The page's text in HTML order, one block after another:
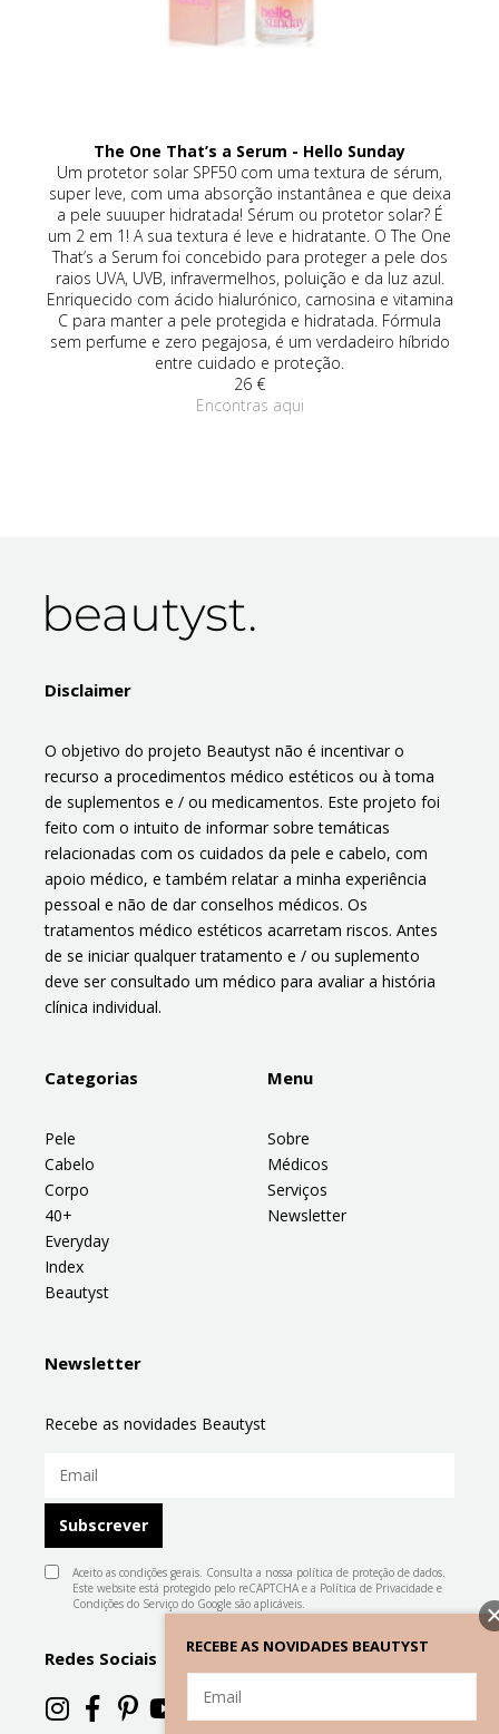
The One That’s a Serum - Hello Sunday
Um protetor solar SPF50 com uma textura de sérum,
super leve, com uma absorção instantânea e que deixa
a pele suuuper hidratada! Sérum ou protetor solar? É
um 2 em 1! A sua textura é leve e hidratante. O The One
That’s a Serum foi concebido para proteger a pele dos
raios UVA, UVB, infravermelhos, poluição e da luz azul.
Enriquecido com ácido hialurónico, carnosina e vitamina
C para manter a pele protegida e hidratada. Fórmula
sem perfume e zero pegajosa, é um verdadeiro híbrido
entre cuidado e proteção.
26 €
Encontras aqui
Disclaimer
O objetivo do projeto Beautyst não é incentivar o
recurso a procedimentos médico estéticos ou à toma
de suplementos e / ou medicamentos. Este projeto foi
feito com o intuito de informar sobre temáticas
relacionadas com os cuidados da pele e cabelo, com
apoio médico, e também relatar a minha experiência
pessoal e não de dar conselhos médicos. Os
tratamentos médico estéticos acarretam riscos. Antes
de se iniciar qualquer tratamento e / ou suplemento
deve ser consultado um médico para avaliar a história
clínica individual.
Categorias
Pele
Cabelo
Corpo
40+
Everyday
Index
Beautyst
Menu
Sobre
Médicos
Serviços
Newsletter
Newsletter
Recebe as novidades Beautyst
Aceito as condições gerais. Consulta a nossa política de proteção de dados.
Este website está protegido pelo reCAPTCHA e a Política de Privacidade e
Condições do Serviço do Google são aplicáveis.
Redes Sociais
RECEBE AS NOVIDADES BEAUTYST